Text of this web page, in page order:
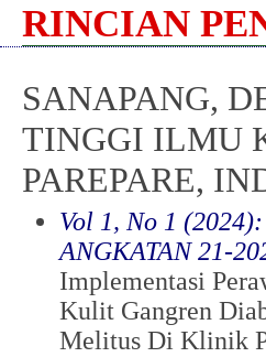
RINCIAN
SANAPANG,
TINGGI ILMU
PAREPARE,
Vol 1, No 1
ANGKATAN 21-
Implementasi
Kulit Gangren
Melitus Di Klinik